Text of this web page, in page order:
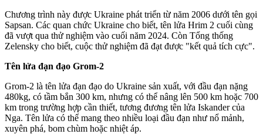
Chương trình này được Ukraine phát triển từ năm 2006 dưới tên gọi
Sapsan. Các quan chức Ukraine cho biết, tên lửa Hrim 2 cuối cùng
đã vượt qua thử nghiệm vào cuối năm 2024. Còn Tổng thống
Zelensky cho biết, cuộc thử nghiệm đã đạt được "kết quả tích cực".
Tên lửa đạn đạo Grom-2
Grom-2 là tên lửa đạn đạo do Ukraine sản xuất, với đầu đạn nặng
480kg, có tầm bắn 300 km, nhưng có thể nâng lên 500 km hoặc 700
km trong trường hợp cần thiết, tương đương tên lửa Iskander của
Nga. Tên lửa có thể mang theo nhiều loại đầu đạn như nổ mảnh,
xuyên phá, bom chùm hoặc nhiệt áp.